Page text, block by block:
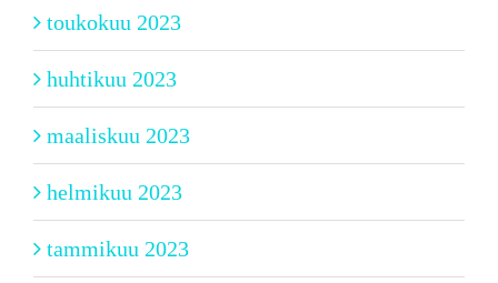
toukokuu 2023
huhtikuu 2023
maaliskuu 2023
helmikuu 2023
tammikuu 2023